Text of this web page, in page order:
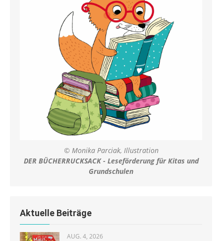
© Monika Parciak, Illustration
DER BÜCHERRUCKSACK - Leseförderung für Kitas und
Grundschulen
Aktuelle Beiträge
AUG. 4, 2026